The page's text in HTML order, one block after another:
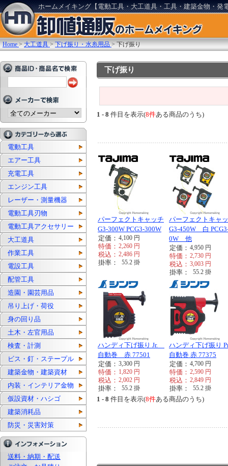
ホームメイキング【電動工具・大工道具・工具・建築金物・発
Home >大工道具 >下げ振り・水糸用品 >下げ振り
電動工具
エアー工具
充電工具
エンジン工具
レーザー・測量機器
電動工具刃物
電動工具アクセサリー
大工道具
作業工具
電設工具
配管工具
造園・園芸用品
吊り上げ・荷役
身の回り品
土木・左官用品
検査・計測
ビス・釘・ステープル
建築金物・建築資材
内装・インテリア金物
仮設資材・ハシゴ
建築消耗品
防災・災害対策
送料・納期・配送
下げ振り
1 - 8 件目を表示(8件ある商品のうち)
パーフェクトキャッチ
G3-300W PCG3-300W
定価： 4,100 円
特価： 2,260 円
税込： 2,486 円
掛率： 55.2 掛
パーフェクトキャ
G3-450W 白
0W 他
定価： 4,950 円
特価： 2,730 円
税込： 3,003 円
掛率： 55.2 掛
ハンディ下げ振り Jr.
自動巻 赤 77501
定価： 3,300 円
特価： 1,820 円
税込： 2,002 円
掛率： 55.2 掛
ハンディ下げ振り
自動巻 赤 77375
定価： 4,700 円
特価： 2,590 円
税込： 2,849 円
掛率： 55.2 掛
1 - 8 件目を表示(8件ある商品のうち)